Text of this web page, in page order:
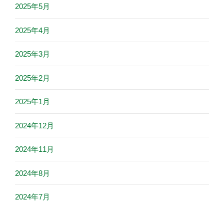
2025年5月
2025年4月
2025年3月
2025年2月
2025年1月
2024年12月
2024年11月
2024年8月
2024年7月